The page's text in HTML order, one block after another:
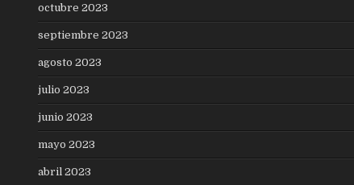
octubre 2023
septiembre 2023
agosto 2023
julio 2023
junio 2023
mayo 2023
abril 2023